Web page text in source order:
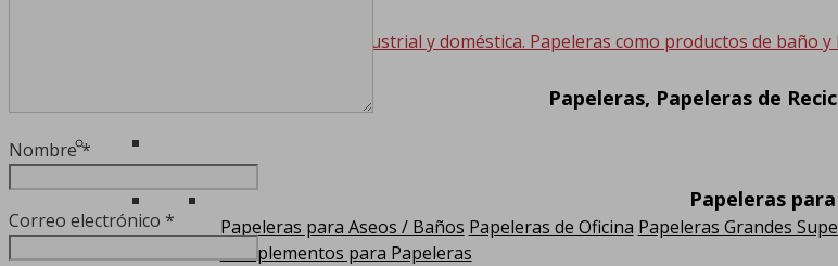
Papeleras para la higiene industrial y doméstica. Papeleras como productos de baño
Papeleras, Papeleras de
Papeleras
Papeleras para Aseos / Baños Papeleras de Oficina Papeleras Grandes
Complementos para Papeleras
Nombre*
Correo electrónico *